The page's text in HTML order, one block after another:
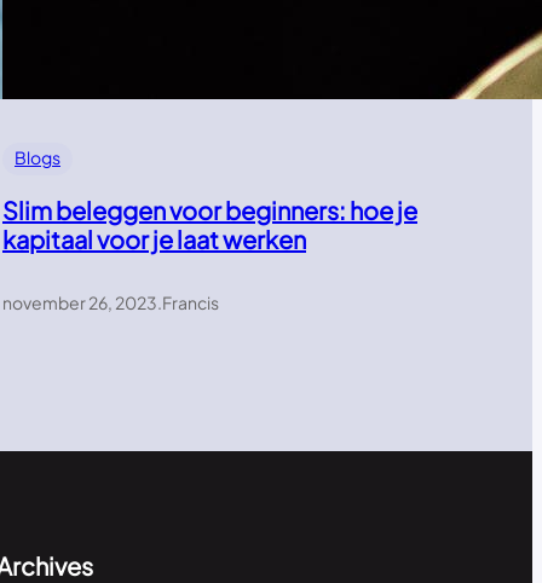
Blogs
Slim beleggen voor beginners: hoe je
kapitaal voor je laat werken
november 26, 2023.Francis